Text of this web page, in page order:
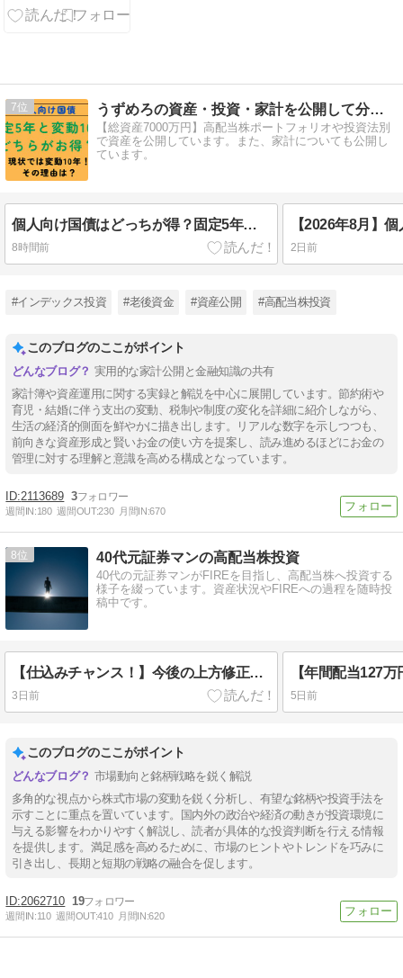
7 うずめろの資産・投資・家計を公開して分析するブログ
【総資産7000万円】高配当株ポートフォリオや投資法別
で資産を公開しています。また、家計についても公開し
ています。
個人向け国債はどっちが得？固定5年が2％超えでも「変動10年」が有利な理由【利上げ局面の罠】
8時間前 2日前
#インデックス投資 #老後資金 #資産公開 #高配当株投資
このブログのここがポイント
実用的な家計公開と金融知識の共有
家計簿や資産運用に関する実録と解説を中心に展開しています。節約術や
育児・結婚に伴う支出の変動、税制や制度の変化を詳細に紹介しながら、
生活の経済的側面を鮮やかに描き出します。リアルな数字を示しつつも、
前向きな資産形成と賢いお金の使い方を提案し、読み進めるほどにお金の
管理に対する理解と意識を高める構成となっています。
2113689 3
週間IN:180 週間OUT:230 月間IN:670
8 40代元証券マンの高配当株投資
40代の元証券マンがFIREを目指し、高配当株へ投資する
様子を綴っています。資産状況やFIREへの過程を随時投
稿中です。
【仕込みチャンス！】今後の上方修正が『ほぼ確定的』に思える5つの高配当株
3日前 5日前
このブログのここがポイント
市場動向と銘柄戦略を鋭く解説
多角的な視点から株式市場の変動を鋭く分析し、有望な銘柄や投資手法を
示すことに重点を置いています。国内外の政治や経済の動きが投資環境に
与える影響をわかりやすく解説し、読者が具体的な投資判断を行える情報
を提供します。満足感を高めるために、市場のヒントやトレンドを巧みに
引き出し、長期と短期の戦略の融合を促します。
2062710 19
週間IN:110 週間OUT:410 月間IN:620